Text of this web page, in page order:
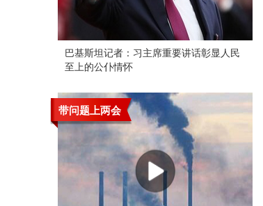
巴基斯坦记者：习主席重要讲话彰显人民
至上的公仆情怀
带问题上两会